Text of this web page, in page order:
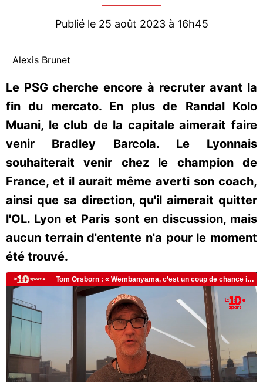
Publié le 25 août 2023 à 16h45
Alexis Brunet
Le PSG cherche encore à recruter avant la
fin du mercato. En plus de Randal Kolo
Muani, le club de la capitale aimerait faire
venir Bradley Barcola. Le Lyonnais
souhaiterait venir chez le champion de
France, et il aurait même averti son coach,
ainsi que sa direction, qu'il aimerait quitter
l'OL. Lyon et Paris sont en discussion, mais
aucun terrain d'entente n'a pour le moment
été trouvé.